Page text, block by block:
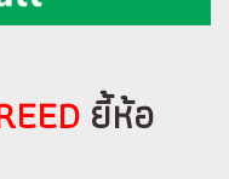
ยี้ห้อ